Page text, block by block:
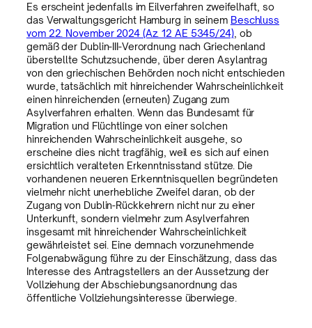
Es erscheint jedenfalls im Eilverfahren zweifelhaft, so
das Verwaltungsgericht Hamburg in seinem Beschluss
vom 22. November 2024 (Az. 12 AE 5345/24), ob
gemäß der Dublin-III-Verordnung nach Griechenland
überstellte Schutzsuchende, über deren Asylantrag
von den griechischen Behörden noch nicht entschieden
wurde, tatsächlich mit hinreichender Wahrscheinlichkeit
einen hinreichenden (erneuten) Zugang zum
Asylverfahren erhalten. Wenn das Bundesamt für
Migration und Flüchtlinge von einer solchen
hinreichenden Wahrscheinlichkeit ausgehe, so
erscheine dies nicht tragfähig, weil es sich auf einen
ersichtlich veralteten Erkenntnisstand stütze. Die
vorhandenen neueren Erkenntnisquellen begründeten
vielmehr nicht unerhebliche Zweifel daran, ob der
Zugang von Dublin-Rückkehrern nicht nur zu einer
Unterkunft, sondern vielmehr zum Asylverfahren
insgesamt mit hinreichender Wahrscheinlichkeit
gewährleistet sei. Eine demnach vorzunehmende
Folgenabwägung führe zu der Einschätzung, dass das
Interesse des Antragstellers an der Aussetzung der
Vollziehung der Abschiebungsanordnung das
öffentliche Vollziehungsinteresse überwiege.